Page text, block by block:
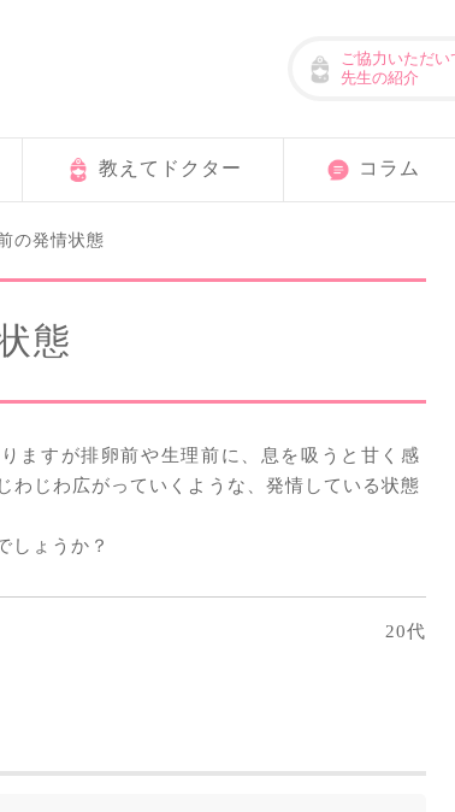
ご協力いただい
先生の紹介
教えてドクター コラム
の発情状態
態
ますが排卵前や生理前に、息を吸うと甘く感
わじわ広がっていくような、発情している状態
しょうか？
20代